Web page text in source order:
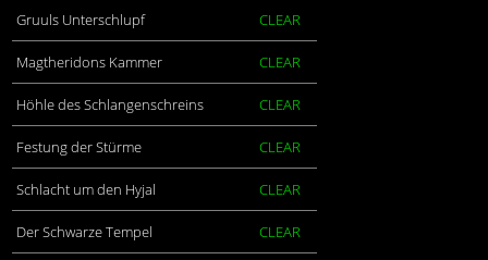
Gruuls Unterschlupf CLEAR
Magtheridons Kammer CLEAR
Höhle des Schlangenschreins CLEAR
Festung der Stürme CLEAR
Schlacht um den Hyjal CLEAR
Der Schwarze Tempel CLEAR